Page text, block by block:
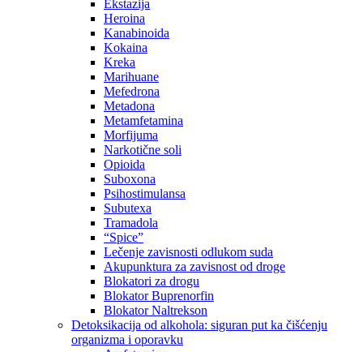
Ekstazija
Heroina
Kanabinoida
Kokaina
Kreka
Marihuane
Mefedrona
Metadona
Metamfetamina
Morfijuma
Narkotične soli
Opioida
Suboxona
Psihostimulansa
Subutexa
Tramadola
“Spice”
Lečenje zavisnosti odlukom suda
Akupunktura za zavisnost od droge
Blokatori za drogu
Blokator Buprenorfin
Blokator Naltrekson
Detoksikacija od alkohola: siguran put ka čišćenju
organizma i oporavku